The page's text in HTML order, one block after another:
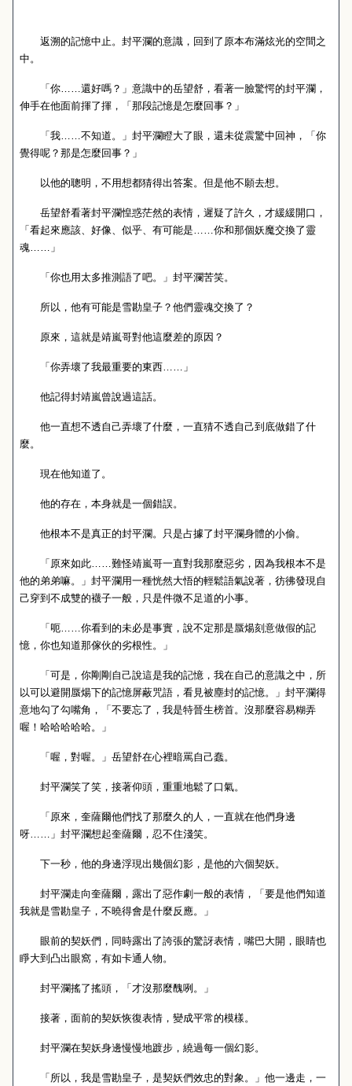
返溯的記憶中止。封平瀾的意識，回到了原本布滿炫光的空間之
中。
「你……還好嗎？」意識中的岳望舒，看著一臉驚愕的封平瀾，
伸手在他面前揮了揮，「那段記憶是怎麼回事？」
「我……不知道。」封平瀾瞪大了眼，還未從震驚中回神，「你
覺得呢？那是怎麼回事？」
以他的聰明，不用想都猜得出答案。但是他不願去想。
岳望舒看著封平瀾惶惑茫然的表情，遲疑了許久，才緩緩開口，
「看起來應該、好像、似乎、有可能是……你和那個妖魔交換了靈
魂……」
「你也用太多推測語了吧。」封平瀾苦笑。
所以，他有可能是雪勘皇子？他們靈魂交換了？
原來，這就是靖嵐哥對他這麼差的原因？
「你弄壞了我最重要的東西……」
他記得封靖嵐曾說過這話。
他一直想不透自己弄壞了什麼，一直猜不透自己到底做錯了什
麼。
現在他知道了。
他的存在，本身就是一個錯誤。
他根本不是真正的封平瀾。只是占據了封平瀾身體的小偷。
「原來如此……難怪靖嵐哥一直對我那麼惡劣，因為我根本不是
他的弟弟嘛。」封平瀾用一種恍然大悟的輕鬆語氣說著，彷彿發現自
己穿到不成雙的襪子一般，只是件微不足道的小事。
「呃……你看到的未必是事實，說不定那是蜃煬刻意做假的記
憶，你也知道那傢伙的劣根性。」
「可是，你剛剛自己說這是我的記憶，我在自己的意識之中，所
以可以避開蜃煬下的記憶屏蔽咒語，看見被塵封的記憶。」封平瀾得
意地勾了勾嘴角，「不要忘了，我是特晉生榜首。沒那麼容易糊弄
喔！哈哈哈哈哈。」
「喔，對喔。」岳望舒在心裡暗罵自己蠢。
封平瀾笑了笑，接著仰頭，重重地鬆了口氣。
「原來，奎薩爾他們找了那麼久的人，一直就在他們身邊
呀……」封平瀾想起奎薩爾，忍不住淺笑。
下一秒，他的身邊浮現出幾個幻影，是他的六個契妖。
封平瀾走向奎薩爾，露出了惡作劇一般的表情，「要是他們知道
我就是雪勘皇子，不曉得會是什麼反應。」
眼前的契妖們，同時露出了誇張的驚訝表情，嘴巴大開，眼睛也
睜大到凸出眼窩，有如卡通人物。
封平瀾搖了搖頭，「才沒那麼醜咧。」
接著，面前的契妖恢復表情，變成平常的模樣。
封平瀾在契妖身邊慢慢地踱步，繞過每一個幻影。
「所以，我是雪勘皇子，是契妖們效忠的對象。」他一邊走，一